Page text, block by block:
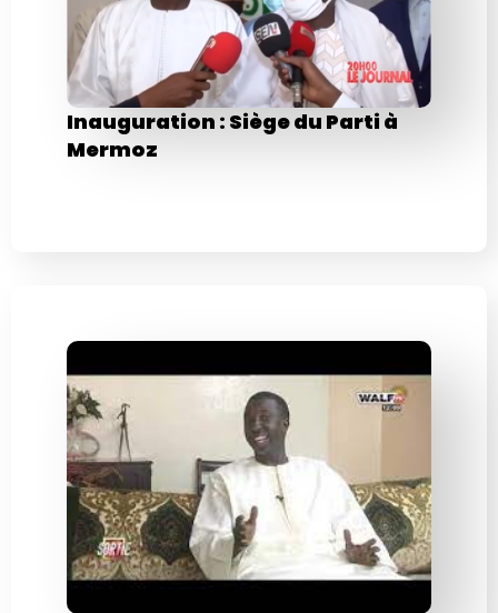
Inauguration : Siège du Parti à
Mermoz